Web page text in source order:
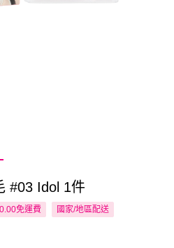
#03 Idol 1件
免運費 國家/地區配送